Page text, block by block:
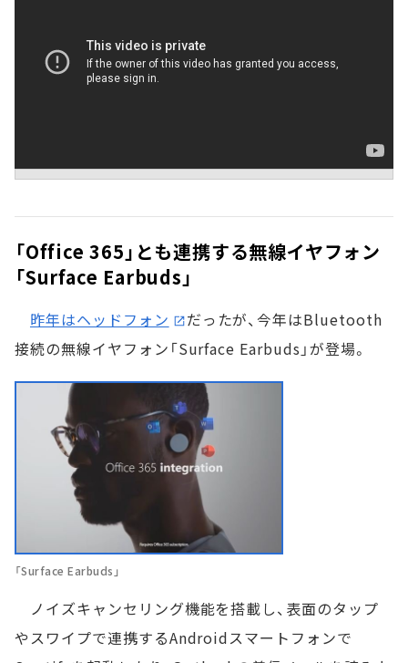
「Office 365」とも連携する無線イヤフォン
「Surface Earbuds」
昨年はヘッドフォン
だったが、今年はBluetooth
接続の無線イヤフォン「Surface Earbuds」が登場。
「Surface Earbuds」
ノイズキャンセリング機能を搭載し、表面のタップ
やスワイプで連携するAndroidスマートフォンで